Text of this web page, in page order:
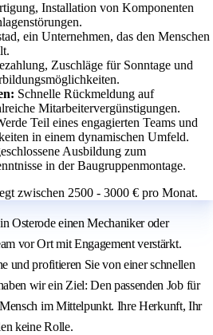
Installation von Komponenten
ein Unternehmen, das den Menschen
Zuschläge für Sonntage und
Schnelle Rückmeldung auf
Mitarbeitervergünstigungen.
Teil eines engagierten Teams und
in einem dynamischen Umfeld.
Ausbildung zum
in der Baugruppenmontage.
zwischen 2500 - 3000 € pro Monat.
Osterode einen Mechaniker oder
vor Ort mit Engagement verstärkt.
und profitieren Sie von einer schnellen
wir ein Ziel: Den passenden Job für
im Mittelpunkt. Ihre Herkunft, Ihr
keine Rolle.